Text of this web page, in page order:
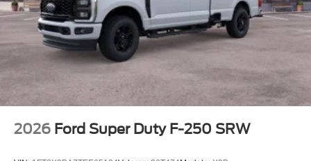
Wheels w/Hub Covers
Wheels: 17" Argent Painted Steel -inc: painted hub
covers/center ornaments
2026 Ford Super Duty F-250 SRW